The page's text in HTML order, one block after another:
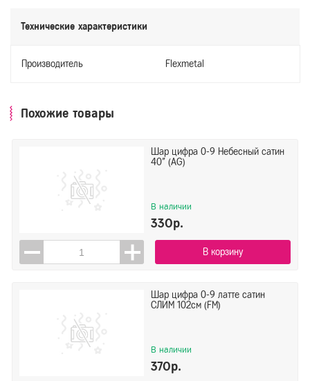
Технические характеристики
Производитель Flexmetal
Похожие товары
Шар цифра 0-9 Небесный сатин
40" (AG)
В наличии
330р.
В корзину
Шар цифра 0-9 латте сатин
СЛИМ 102см (FM)
В наличии
370р.